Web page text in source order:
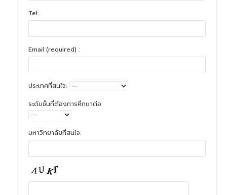
Tel:
Email (required) :
ประเทศที่สนใจ:
ระดับชั้นที่ต้องการศึกษาต่อ
มหาวิทยาลัยที่สนใจ: